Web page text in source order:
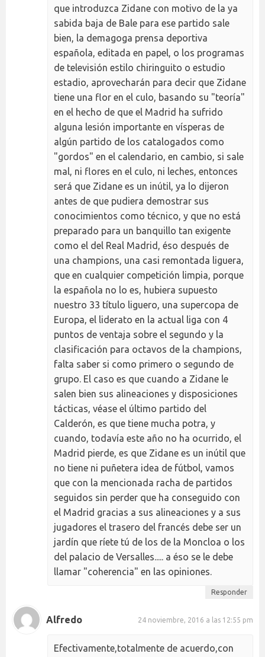
que introduzca Zidane con motivo de la ya
sabida baja de Bale para ese partido sale
bien, la demagoga prensa deportiva
española, editada en papel, o los programas
de televisión estilo chiringuito o estudio
estadio, aprovecharán para decir que Zidane
tiene una flor en el culo, basando su "teoría"
en el hecho de que el Madrid ha sufrido
alguna lesión importante en vísperas de
algún partido de los catalogados como
"gordos" en el calendario, en cambio, si sale
mal, ni flores en el culo, ni leches, entonces
será que Zidane es un inútil, ya lo dijeron
antes de que pudiera demostrar sus
conocimientos como técnico, y que no está
preparado para un banquillo tan exigente
como el del Real Madrid, éso después de
una champions, una casi remontada liguera,
que en cualquier competición limpia, porque
la española no lo es, hubiera supuesto
nuestro 33 título liguero, una supercopa de
Europa, el liderato en la actual liga con 4
puntos de ventaja sobre el segundo y la
clasificación para octavos de la champions,
falta saber si como primero o segundo de
grupo. El caso es que cuando a Zidane le
salen bien sus alineaciones y disposiciones
tácticas, véase el último partido del
Calderón, es que tiene mucha potra, y
cuando, todavía este año no ha ocurrido, el
Madrid pierde, es que Zidane es un inútil que
no tiene ni puñetera idea de fútbol, vamos
que con la mencionada racha de partidos
seguidos sin perder que ha conseguido con
el Madrid gracias a sus alineaciones y a sus
jugadores el trasero del francés debe ser un
jardín que ríete tú de los de la Moncloa o los
del palacio de Versalles..... a éso se le debe
llamar "coherencia" en las opiniones.
Responder
Alfredo 24 noviembre, 2016 a las 12:55 pm
Efectivamente,totalmente de acuerdo,con